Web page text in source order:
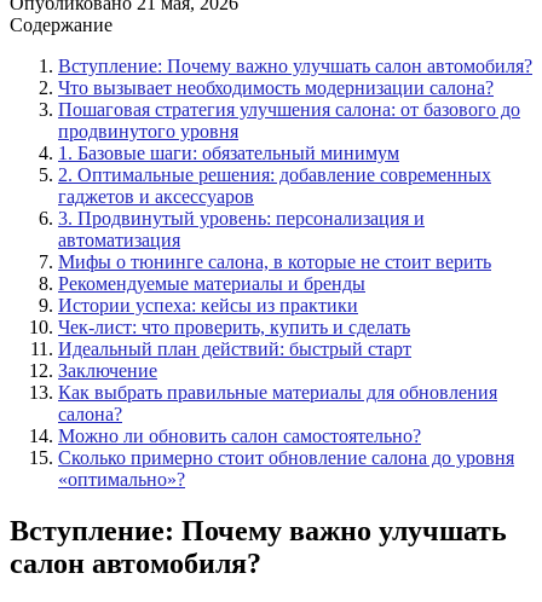
Содержание
Вступление: Почему важно улучшать салон автомобиля?
Что вызывает необходимость модернизации салона?
Пошаговая стратегия улучшения салона: от базового до
продвинутого уровня
1. Базовые шаги: обязательный минимум
2. Оптимальные решения: добавление современных
гаджетов и аксессуаров
3. Продвинутый уровень: персонализация и
автоматизация
Мифы о тюнинге салона, в которые не стоит верить
Рекомендуемые материалы и бренды
Истории успеха: кейсы из практики
Чек-лист: что проверить, купить и сделать
Идеальный план действий: быстрый старт
Заключение
Как выбрать правильные материалы для обновления
салона?
Можно ли обновить салон самостоятельно?
Сколько примерно стоит обновление салона до уровня
«оптимально»?
Вступление: Почему важно улучшать
салон автомобиля?